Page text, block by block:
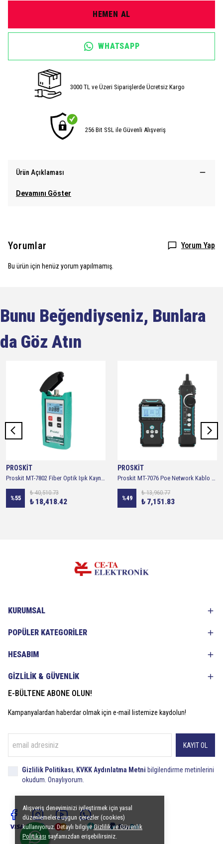
Alışveriş deneyiminizi iyileştirmek için yasal
düzenlemelere uygun çerezler (cookies)
kullanıyoruz. Detaylı bilgiyeGizlilik ve Güvenlik
Politikası sayfamızdan erişebilirsiniz.
HEMEN AL
WHATSAPP
3000 TL ve Üzeri Siparişlerde Ücretsiz Kargo
256 Bit SSL ile Güvenli Alışveriş
Ürün Açıklaması
Devamını Göster
Yorumlar Yorum Yap
Bu ürün için henüz yorum yapılmamış.
Bunu Beğendiyseniz, Bunlara
da Göz Atın
PROSKİT
Proskit MT-7802 Fiber Optik Işık Kaynağı
%55
₺ 40,510.73
₺ 18,418.42
PROSKİT
Proskit MT-7076 Poe Network Kablo Test Cihazı
%49
₺ 13,960.77
₺ 7,151.83
KURUMSAL
POPÜLER KATEGORİLER
HESABIM
GİZLİLİK & GÜVENLİK
E-BÜLTENE ABONE OLUN!
Kampanyalardan haberdar olmak için e-mail listemize kaydolun!
KAYIT OL
Gizlilik Politikası, KVKK Aydınlatma Metni bilgilendirme metinlerini
okudum. Onaylıyorum.